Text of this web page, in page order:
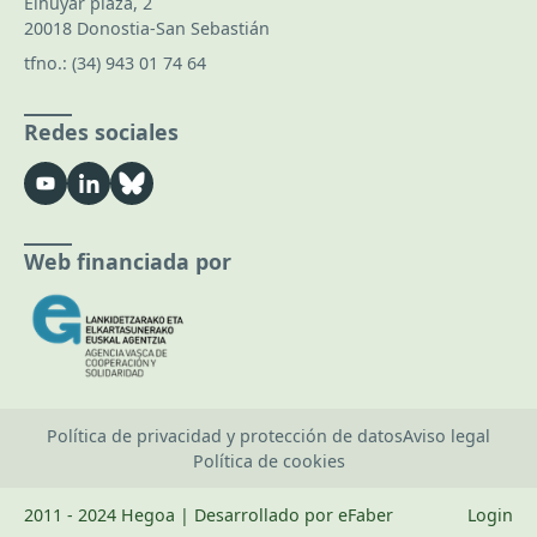
20018 Donostia-San Sebastián
tfno.: (34) 943 01 74 64
Redes sociales
Web financiada por
Política de privacidad y protección de datosAviso legal
Política de cookies
2011 - 2024 Hegoa | Desarrollado por eFaber Login